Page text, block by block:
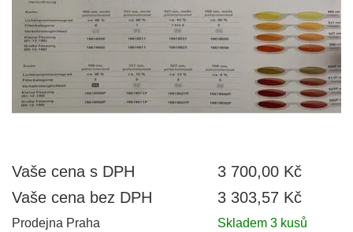
Vaše cena s DPH
3 700,00 Kč
Vaše cena bez DPH
3 303,57 Kč
Prodejna Praha
Skladem 3 kusů